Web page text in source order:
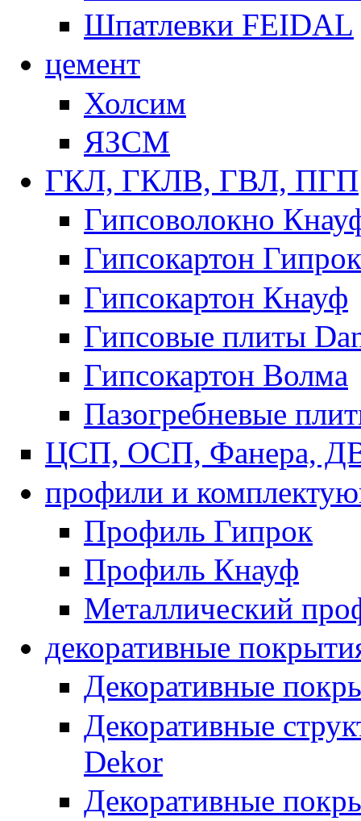
Шпатлевки FEIDAL
цемент
Холсим
ЯЗCМ
ГКЛ, ГКЛВ, ГВЛ, ПГП
Гипсоволокно
Гипсокартон
Гипсокартон Кнауф
Гипсовые плиты
Гипсокартон Волма
Пазогребневые
ЦСП, ОСП, Фанера,
профили и
Профиль Гипрок
Профиль Кнауф
Металлический
декоративные
Декоративные
Декоративные
Dekor
Декоративные